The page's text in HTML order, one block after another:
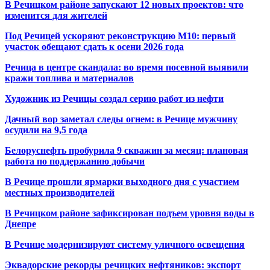
В Речицком районе запускают 12 новых проектов: что
изменится для жителей
Под Речицей ускоряют реконструкцию М10: первый
участок обещают сдать к осени 2026 года
Речица в центре скандала: во время посевной выявили
кражи топлива и материалов
Художник из Речицы создал серию работ из нефти
Дачный вор заметал следы огнем: в Речице мужчину
осудили на 9,5 года
Белоруснефть пробурила 9 скважин за месяц: плановая
работа по поддержанию добычи
В Речице прошли ярмарки выходного дня с участием
местных производителей
В Речицком районе зафиксирован подъем уровня воды в
Днепре
В Речице модернизируют систему уличного освещения
Эквадорские рекорды речицких нефтяников: экспорт